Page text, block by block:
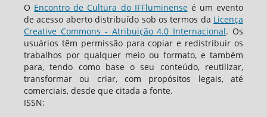
O Encontro de Cultura do IFFluminenseé um evento
de acesso aberto distribuído sob os termos da Licença
Creative Commons - Atribuição 4.0 Internacional. Os
usuários têm permissão para copiar e redistribuir os
trabalhos por qualquer meio ou formato, e também
para, tendo como base o seu conteúdo, reutilizar,
transformar ou criar, com propósitos legais, até
comerciais, desde que citada a fonte.
ISSN: